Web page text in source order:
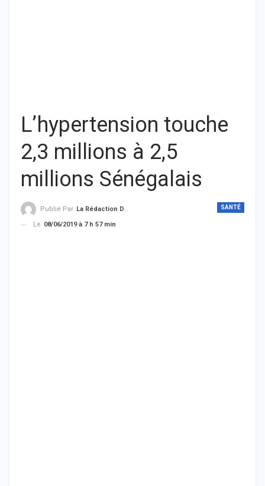
L’hypertension touche
2,3 millions à 2,5
millions Sénégalais
SANTÉ
Publié Par La Rédaction De THIEYSENEGAL.com
Le 08/06/2019 à 7 h 57 min